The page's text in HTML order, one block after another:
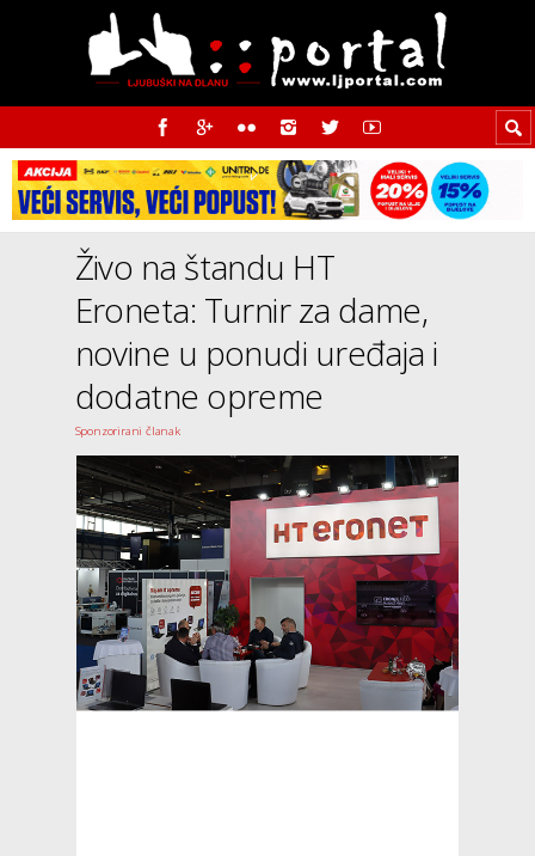
Živo na štandu HT
Eroneta: Turnir za dame,
novine u ponudi uređaja i
dodatne opreme
Sponzorirani članak